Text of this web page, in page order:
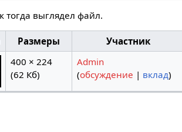
тогда выглядел файл.
Размеры Участник
400 × 224
(62 Кб)
Admin
(обсуждение | вклад)